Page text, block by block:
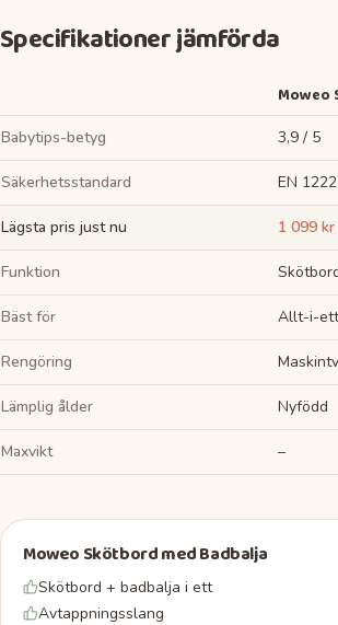
Specifikationer jämförda
Moweo
Babytips-betyg 3,9 / 5
Säkerhetsstandard EN
Lägsta pris just nu 1 099 kr
Funktion
Bäst för Allt-i-ett
Rengöring
Lämplig ålder Nyfödd
Maxvikt –
Moweo Skötbord med Badbalja
Skötbord + badbalja i ett
Avtappningsslang